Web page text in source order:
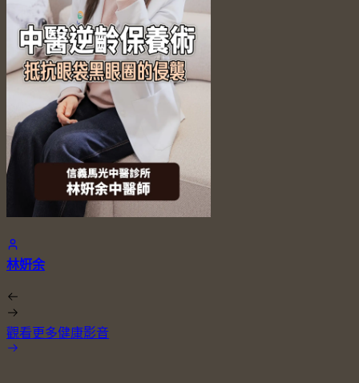
林姸余
觀看更多健康影音